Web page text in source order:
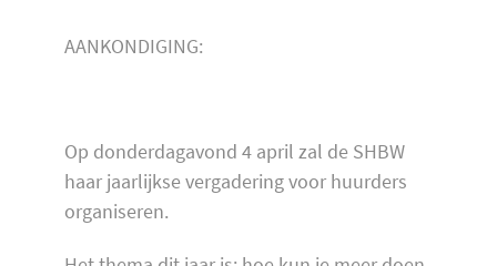
AANKONDIGING:
Op donderdagavond 4 april zal de SHBW
haar jaarlijkse vergadering voor huurders
organiseren.